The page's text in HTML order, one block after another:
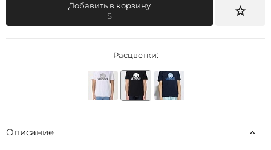
Добавить в корзину
S
Расцветки:
Описание